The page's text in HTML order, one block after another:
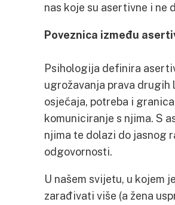
nas koje su asertivne i ne
Poveznica između
Psihologija definira
ugrožavanja prava
osjećaja, potreba i
komuniciranje s njima. S
njima te dolazi do jasnog
odgovornosti.
U našem svijetu, u kojem
zarađivati više (a žena